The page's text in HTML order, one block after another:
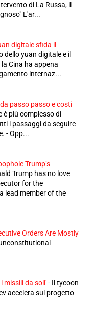
di La Russa, il
L'ar...
digitale sfida il
dello yuan digitale e il
Cina ha appena
internaz...
passo passo e costi
è più complesso di
i passaggi da seguire
- Opp...
Trump’s
Trump has no love
for the
lead member of the
Orders Are Mostly
missili da soli'- Il tycoon
accelera sul progetto